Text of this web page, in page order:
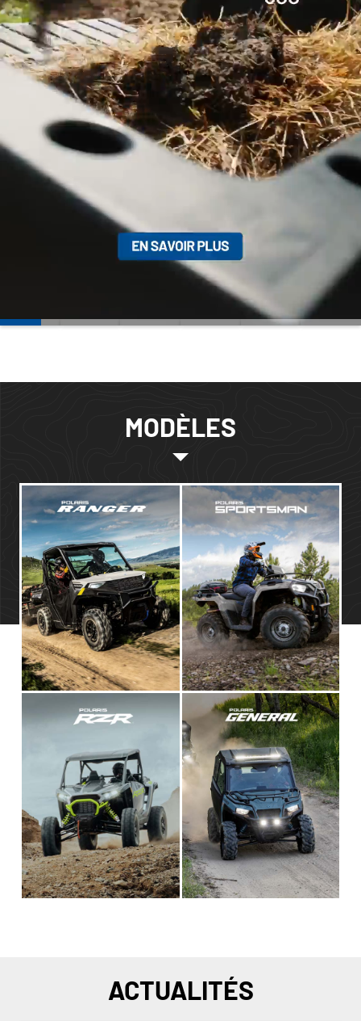
MODÈLES
ACTUALITÉS